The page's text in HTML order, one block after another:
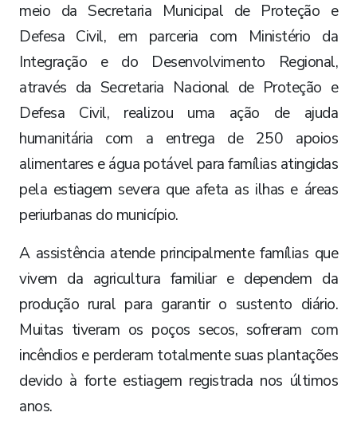
meio da Secretaria Municipal de Proteção e
Defesa Civil, em parceria com Ministério da
Integração e do Desenvolvimento Regional,
através da Secretaria Nacional de Proteção e
Defesa Civil, realizou uma ação de ajuda
humanitária com a entrega de 250 apoios
alimentares e água potável para famílias atingidas
pela estiagem severa que afeta as ilhas e áreas
periurbanas do município.
A assistência atende principalmente famílias que
vivem da agricultura familiar e dependem da
produção rural para garantir o sustento diário.
Muitas tiveram os poços secos, sofreram com
incêndios e perderam totalmente suas plantações
devido à forte estiagem registrada nos últimos
anos.